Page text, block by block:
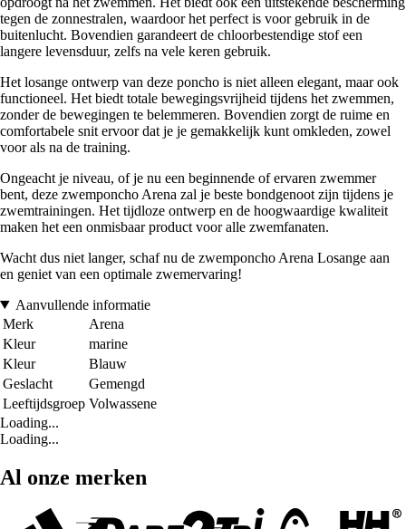
tegen de zonnestralen, waardoor het perfect is voor gebruik in de
buitenlucht. Bovendien garandeert de chloorbestendige stof een
langere levensduur, zelfs na vele keren gebruik.
Het losange ontwerp van deze poncho is niet alleen elegant, maar ook
functioneel. Het biedt totale bewegingsvrijheid tijdens het zwemmen,
zonder de bewegingen te belemmeren. Bovendien zorgt de ruime en
comfortabele snit ervoor dat je je gemakkelijk kunt omkleden, zowel
voor als na de training.
Ongeacht je niveau, of je nu een beginnende of ervaren zwemmer
bent, deze zwemponcho Arena zal je beste bondgenoot zijn tijdens je
zwemtrainingen. Het tijdloze ontwerp en de hoogwaardige kwaliteit
maken het een onmisbaar product voor alle zwemfanaten.
Wacht dus niet langer, schaf nu de zwemponcho Arena Losange aan
en geniet van een optimale zwemervaring!
Aanvullende informatie
Merk
Arena
Kleur
marine
Kleur
Blauw
Geslacht
Gemengd
Leeftijdsgroep Volwassene
Loading...
Loading...
Al onze merken